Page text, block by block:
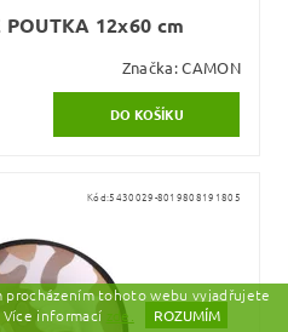
POUTKA 12x60 cm
Značka:CAMON
Kód:5430029-8019808191805
procházením tohoto webu vyjadřujete
Více informací zde. ROZUMÍM